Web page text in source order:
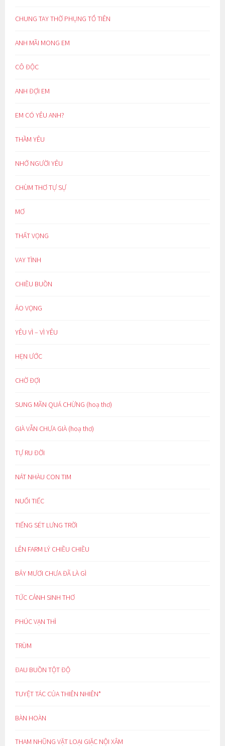
CHUNG TAY THỜ PHỤNG TỔ TIÊN
ANH MÃI MONG EM
CÔ ĐỘC
ANH ĐỢI EM
EM CÓ YÊU ANH?
THẦM YÊU
NHỚ NGƯỜI YÊU
CHÙM THƠ TỰ SỰ
MƠ
THẤT VỌNG
VAY TÌNH
CHIỀU BUỒN
ẢO VỌNG
YÊU VÌ – VÌ YÊU
HẸN ƯỚC
CHỜ ĐỢI
SUNG MÃN QUÁ CHỪNG (hoạ thơ)
GIÀ VẪN CHƯA GIÀ (hoạ thơ)
TỰ RU ĐỜI
NÁT NHÀU CON TIM
NUỐI TIẾC
TIẾNG SÉT LƯNG TRỜI
LÊN FARM LÝ CHIỀU CHIỀU
BẢY MƯƠI CHƯA ĐÃ LÀ GÌ
TỨC CẢNH SINH THƠ
PHÚC VẠN THÌ
TRÙM
ĐAU BUỒN TỘT ĐỘ
TUYỆT TÁC CỦA THIÊN NHIÊN*
BÀN HOÀN
THAM NHŨNG VẶT LOẠI GIẶC NỘI XÂM